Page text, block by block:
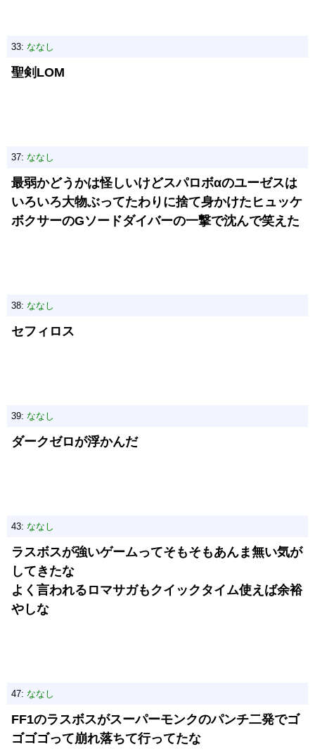
33: ななし
聖剣LOM
37: ななし
最弱かどうかは怪しいけどスパロボαのユーゼスは
いろいろ大物ぶってたわりに捨て身かけたヒュッケ
ボクサーのGソードダイバーの一撃で沈んで笑えた
38: ななし
セフィロス
39: ななし
ダークゼロが浮かんだ
43: ななし
ラスボスが強いゲームってそもそもあんま無い気が
してきたな
よく言われるロマサガもクイックタイム使えば余裕
やしな
47: ななし
FF1のラスボスがスーパーモンクのパンチ二発でゴ
ゴゴゴって崩れ落ちて行ってたな